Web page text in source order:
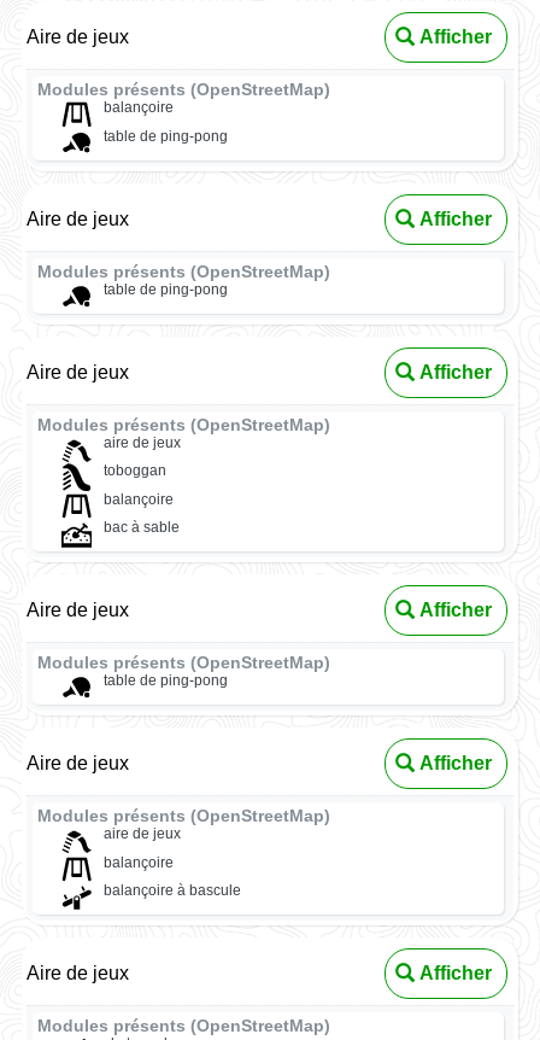
Aire de jeux Afficher
Modules présents (OpenStreetMap)
balançoire
table de ping-pong
Aire de jeux Afficher
Modules présents (OpenStreetMap)
table de ping-pong
Aire de jeux Afficher
Modules présents (OpenStreetMap)
aire de jeux
toboggan
balançoire
bac à sable
Aire de jeux Afficher
Modules présents (OpenStreetMap)
table de ping-pong
Aire de jeux Afficher
Modules présents (OpenStreetMap)
aire de jeux
balançoire
balançoire à bascule
Aire de jeux Afficher
Modules présents (OpenStreetMap)